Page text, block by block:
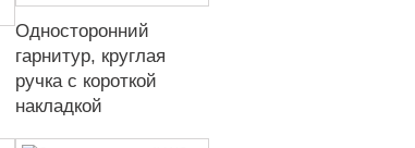
Односторонний
гарнитур, круглая
ручка с короткой
накладкой